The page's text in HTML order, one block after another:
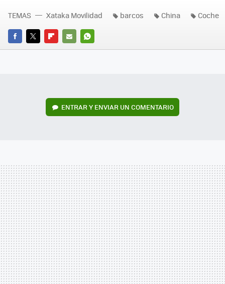
FACEBOOK
TWITTERFLIPBOARD
E-
WHATSAPP
TEMAS Xataka Movilidad barcos China Coche
ENTRAR Y ENVIAR UN COMENTARIO